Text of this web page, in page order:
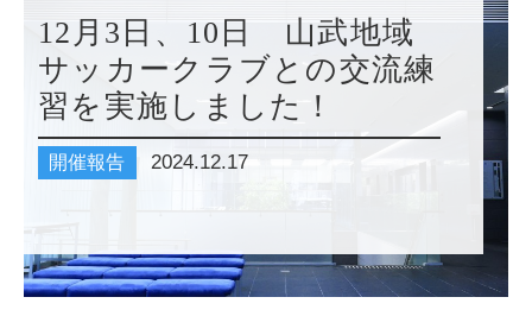
大学
12月3日、10日 山武地域
サッカークラブとの交流練
習を実施しました！
開催報告 2024.12.17